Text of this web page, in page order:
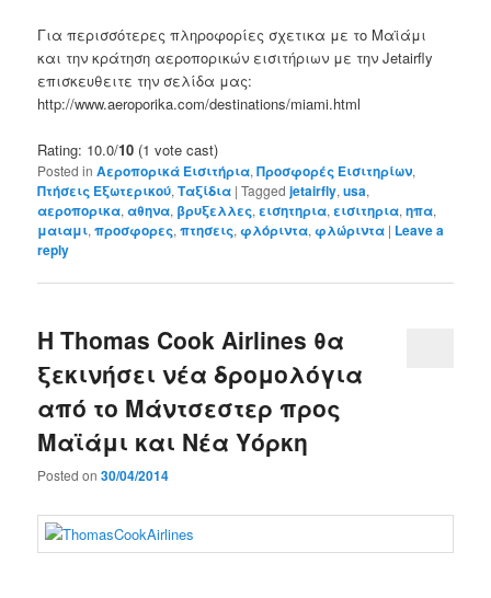
Για περισσότερες πληροφορίες σχετικα με το Μαϊάμι
και την κράτηση αεροπορικών εισιτήριων με την Jetairfly
επισκευθειτε την σελίδα μας:
http://www.aeroporika.com/destinations/miami.html
Rating: 10.0/10 (1 vote cast)
Posted in Αεροπορικά Εισιτήρια,Προσφορές Εισιτηρίων,
Πτήσεις Εξωτερικού,Ταξίδια |Tagged jetairfly,usa,
αεροπορικα,αθηνα, βρυξελλες,εισητηρια,εισιτηρια,ηπα,
μαιαμι,προσφορες,πτησεις,φλόριντα,φλώριντα | Leave a
reply
Η Thomas Cook Airlines θα
ξεκινήσει νέα δρομολόγια
από το Μάντσεστερ προς
Μαϊάμι και Νέα Υόρκη
Posted on30/04/2014